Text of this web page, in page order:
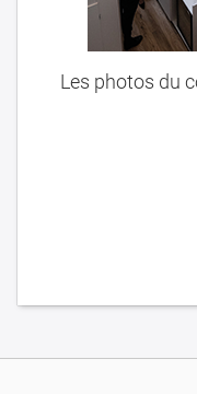
Les photos du